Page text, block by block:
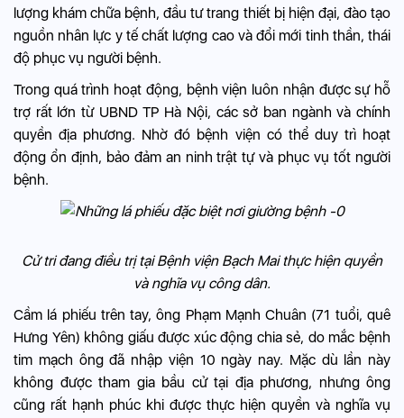
lượng khám chữa bệnh, đầu tư trang thiết bị hiện đại, đào tạo
nguồn nhân lực y tế chất lượng cao và đổi mới tinh thần, thái
độ phục vụ người bệnh.
Trong quá trình hoạt động, bệnh viện luôn nhận được sự hỗ
trợ rất lớn từ UBND TP Hà Nội, các sở ban ngành và chính
quyền địa phương. Nhờ đó bệnh viện có thể duy trì hoạt
động ổn định, bảo đảm an ninh trật tự và phục vụ tốt người
bệnh.
Cử tri đang điều trị tại Bệnh viện Bạch Mai thực hiện quyền
và nghĩa vụ công dân.
Cầm lá phiếu trên tay, ông Phạm Mạnh Chuân (71 tuổi, quê
Hưng Yên) không giấu được xúc động chia sẻ, do mắc bệnh
tim mạch ông đã nhập viện 10 ngày nay. Mặc dù lần này
không được tham gia bầu cử tại địa phương, nhưng ông
cũng rất hạnh phúc khi được thực hiện quyền và nghĩa vụ